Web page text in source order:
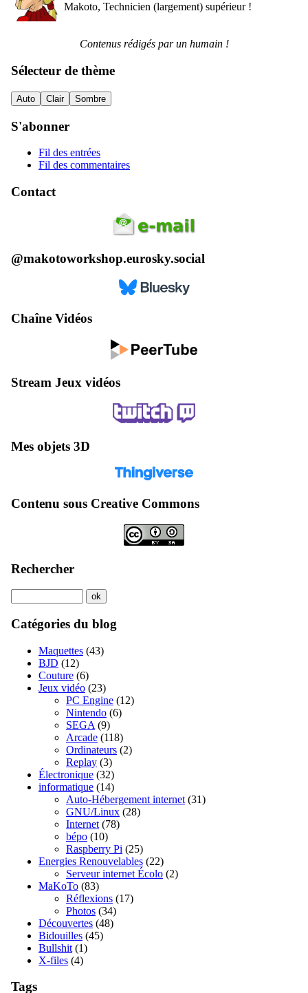
Makoto, Technicien (largement) supérieur !
Contenus rédigés par un humain !
Sélecteur de thème
Auto Clair Sombre
S'abonner
Fil des entrées
Fil des commentaires
Contact
@makotoworkshop.eurosky.social
Chaîne Vidéos
Stream Jeux vidéos
Mes objets 3D
Contenu sous Creative Commons
Rechercher
Catégories du blog
Maquettes (43)
BJD (12)
Couture (6)
Jeux vidéo (23)
PC Engine (12)
Nintendo (6)
SEGA (9)
Arcade (118)
Ordinateurs (2)
Replay (3)
Électronique (32)
informatique (14)
Auto-Hébergement internet (31)
GNU/Linux (28)
Internet (78)
bépo (10)
Raspberry Pi (25)
Energies Renouvelables (22)
Serveur internet Écolo (2)
MaKoTo (83)
Réflexions (17)
Photos (34)
Découvertes (48)
Bidouilles (45)
Bullshit (1)
X-files (4)
Tags